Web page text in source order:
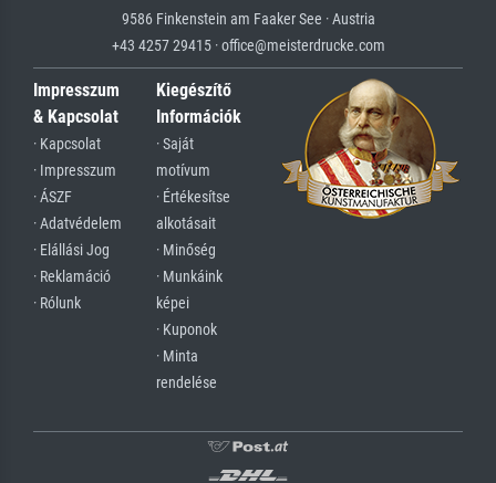
9586 Finkenstein am Faaker See · Austria
+43 4257 29415 · office@meisterdrucke.com
Impresszum
& Kapcsolat
· Kapcsolat
· Impresszum
· ÁSZF
· Adatvédelem
· Elállási Jog
· Reklamáció
· Rólunk
Kiegészítő
Információk
· Saját
motívum
· Értékesítse
alkotásait
· Minőség
· Munkáink
képei
· Kuponok
· Minta
rendelése